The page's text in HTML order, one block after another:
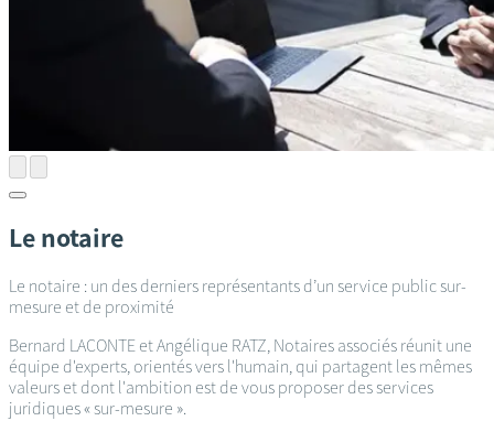
Le notaire
Le notaire : un des derniers représentants d’un service public sur-
mesure et de proximité
Bernard LACONTE et Angélique RATZ, Notaires associés réunit une
équipe d'experts, orientés vers l'humain, qui partagent les mêmes
valeurs et dont l'ambition est de vous proposer des services
juridiques « sur-mesure ».